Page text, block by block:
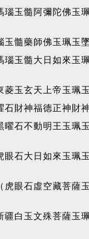
玉髓阿彌陀佛玉珮
髓藥師佛玉珮玉墜
玉髓大日如來玉
玉玄天上帝玉珮玉
財神福德正神財神
石不動明王玉珮玉
石大日如來玉珮玉
虎眼石虛空藏菩薩
白玉文殊菩薩玉